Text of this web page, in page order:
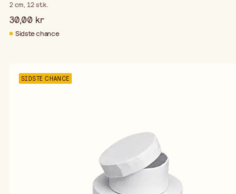
2 cm, 12 stk.
30,00 kr
Sidste chance
SIDSTE CHANCE